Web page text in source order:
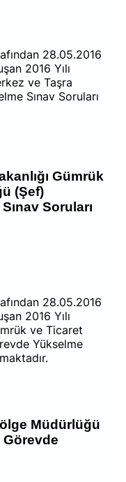
28.05.2016
2016 Yılı
ve Taşra
Sınav Soruları
Gümrük
(Şef)
Soruları
28.05.2016
2016 Yılı
ve Ticaret
Yükselme
Müdürlüğü
Görevde